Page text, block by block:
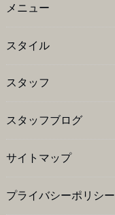
メニュー
スタイル
スタッフ
スタッフブログ
サイトマップ
プライバシーポリシー